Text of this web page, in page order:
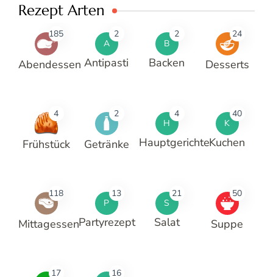
Rezept Arten
185
Abendessen
A
2
Antipasti
B
2
Backen
24
Desserts
4
Frühstück
2
Getränke
H
4
Hauptgerichte
K
40
Kuchen
118
Mittagessen
P
13
Partyrezept
S
21
Salat
50
Suppe
17
16